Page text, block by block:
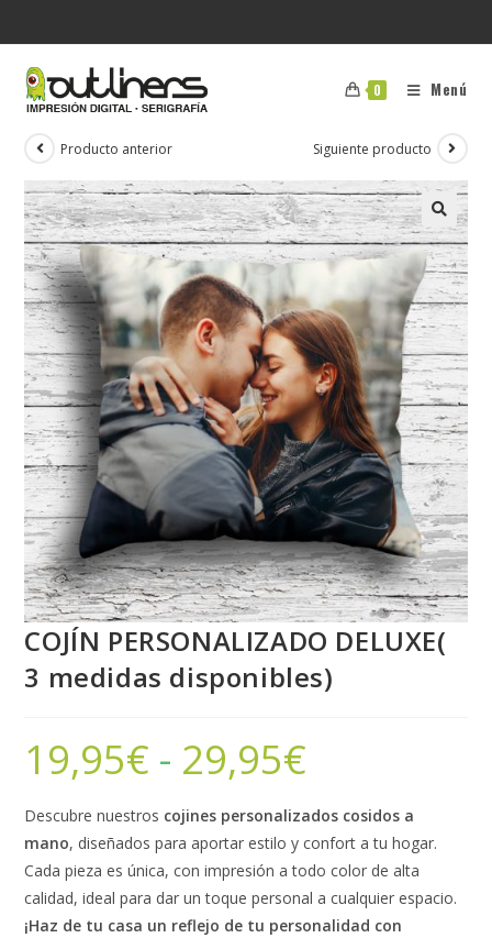
0 Menú
Producto anterior Siguiente producto
COJÍN PERSONALIZADO DELUXE(
3 medidas disponibles)
19,95€ - 29,95€
Descubre nuestros cojines personalizados cosidos a
mano, diseñados para aportar estilo y confort a tu hogar.
Cada pieza es única, con impresión a todo color de alta
calidad, ideal para dar un toque personal a cualquier espacio.
¡Haz de tu casa un reflejo de tu personalidad con